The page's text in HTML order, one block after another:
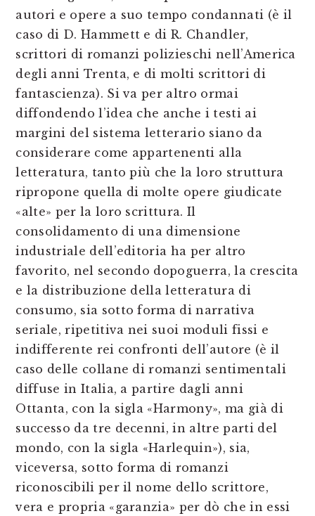
autori e opere a suo tempo condannati (è il
caso di D. Hammett e di R. Chandler,
scrittori di romanzi polizieschi nell’America
degli anni Trenta, e di molti scrittori di
fantascienza). Si va per altro ormai
diffondendo l’idea che anche i testi ai
margini del sistema letterario siano da
considerare come appartenenti alla
letteratura, tanto più che la loro struttura
ripropone quella di molte opere giudicate
«alte» per la loro scrittura. Il
consolidamento di una dimensione
industriale dell’editoria ha per altro
favorito, nel secondo dopoguerra, la crescita
e la distribuzione della letteratura di
consumo, sia sotto forma di narrativa
seriale, ripetitiva nei suoi moduli fissi e
indifferente rei confronti dell’autore (è il
caso delle collane di romanzi sentimentali
diffuse in Italia, a partire dagli anni
Ottanta, con la sigla «Harmony», ma già di
successo da tre decenni, in altre parti del
mondo, con la sigla «Harlequin»), sia,
viceversa, sotto forma di romanzi
riconoscibili per il nome dello scrittore,
vera e propria «garanzia» per dò che in essi